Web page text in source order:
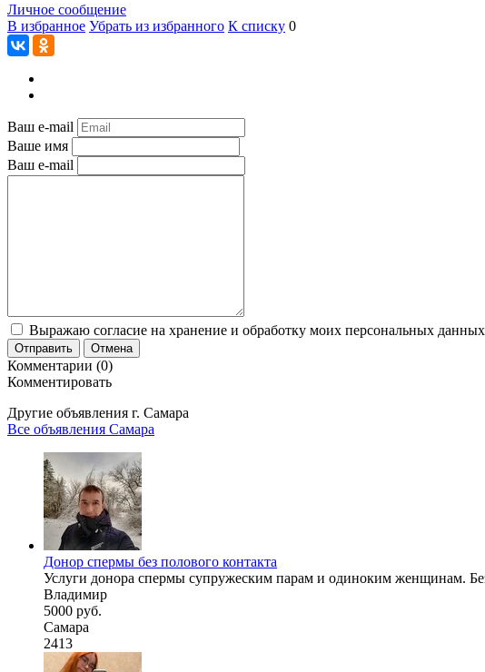
Личное сообщение
В избранное Убрать из избранного К списку 0
Ваш e-mail
Ваше имя
Ваш e-mail
Выражаю согласие на хранение и обработку моих персональных
Отправить Отмена
Комментарии (0)
Комментировать
Другие объявления г. Самара
Все объявления Самара
Донор спермы без полового контакта
Услуги донора спермы супружеским парам и одиноким женщинам.
Владимир
5000 руб.
Самара
2413